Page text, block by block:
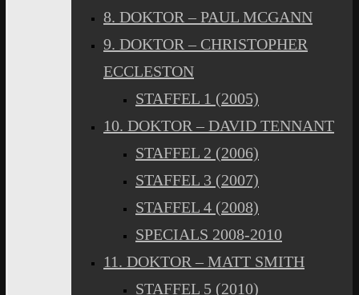
8. DOKTOR – PAUL MCGANN
9. DOKTOR – CHRISTOPHER
ECCLESTON
STAFFEL 1 (2005)
10. DOKTOR – DAVID TENNANT
STAFFEL 2 (2006)
STAFFEL 3 (2007)
STAFFEL 4 (2008)
SPECIALS 2008-2010
11. DOKTOR – MATT SMITH
STAFFEL 5 (2010)